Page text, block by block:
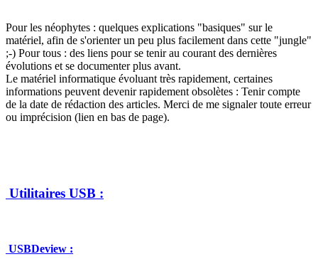
Pour les néophytes : quelques explications "basiques" sur le
matériel, afin de s'orienter un peu plus facilement dans cette "jungle"
;-) Pour tous : des liens pour se tenir au courant des dernières
évolutions et se documenter plus avant.
Le matériel informatique évoluant très rapidement, certaines
informations peuvent devenir rapidement obsolètes : Tenir compte
de la date de rédaction des articles. Merci de me signaler toute erreur
ou imprécision (lien en bas de page).
Utilitaires USB :
USBDeview :